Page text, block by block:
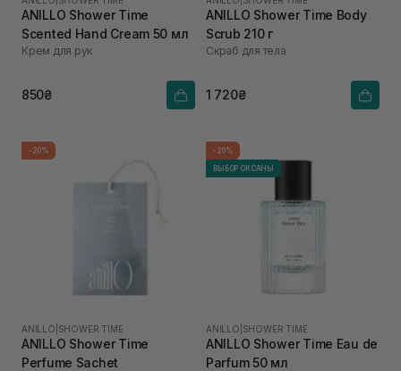
ANILLO Shower Time
Scented Hand Cream 50 мл
Крем для рук
850₴
ANILLO Shower Time Body
Scrub 210 г
Скраб для тела
1 720₴
-20%
ANILLO SHOWER TIME
ANILLO Shower Time
Perfume Sachet
-20%
ВЫБОР ОКСАНЫ
ANILLO SHOWER TIME
ANILLO Shower Time Eau de
Parfum 50 мл